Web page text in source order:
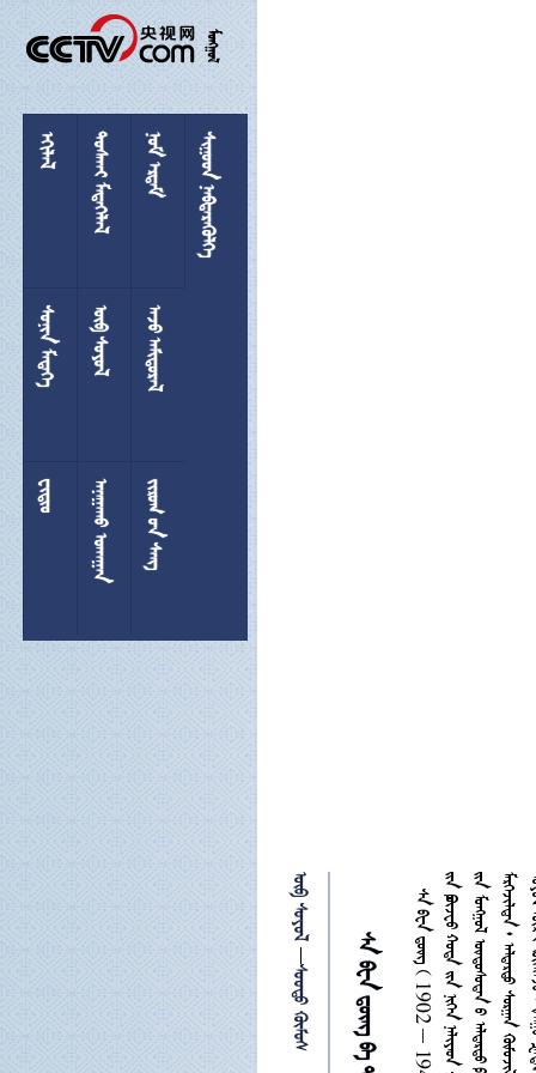

 

 
 
 
 
 
  
 
 

 